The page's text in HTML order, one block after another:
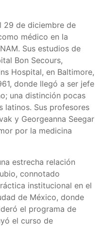
29 de diciembre de
médico en la
Sus estudios de
Bon Secours,
Hospital, en Baltimore,
donde llegó a ser jefe
una distinción pocas
latinos. Sus profesores
y Georgeanna Seegar
por la medicina
estrecha relación
connotado
institucional en el
de México, donde
el programa de
el curso de